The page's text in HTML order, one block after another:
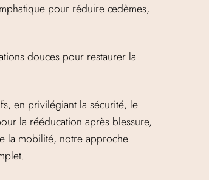
pour réduire œdèmes,
douces pour restaurer la
en privilégiant la sécurité, le
la rééducation après blessure,
la mobilité, notre approche